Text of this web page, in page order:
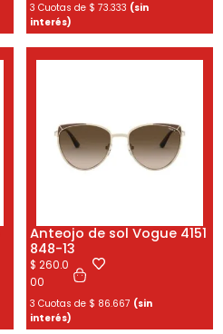
3 Cuotas de $ 73.333 (sin
interés)
Anteojo de sol Vogue 4151
848-13
$ 260.0
00
3 Cuotas de $ 86.667 (sin
interés)